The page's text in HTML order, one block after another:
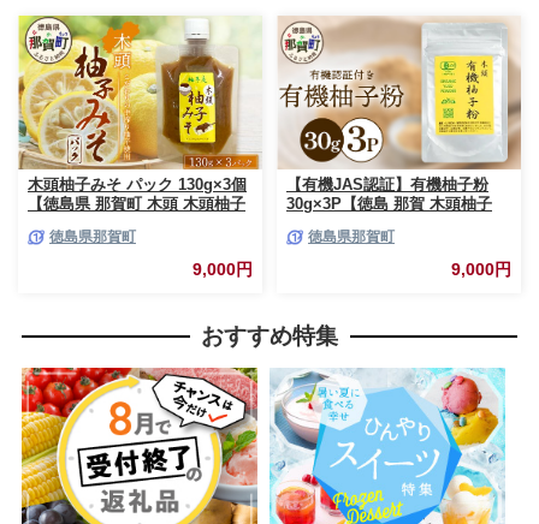
柚冬庵】YA-83
木頭柚子みそ パック 130g×3個
【徳島県 那賀町 木頭 木頭柚子
噌 味噌 ミソ おかず味噌 ご飯
おにぎり ごはんのおとも お酒
のお供 ご飯のおかず お酒のあ
徳島県那賀町
9,000円
【有機JAS認証】有機柚子粉
30g×3P【徳島 那賀 木頭柚子
ず ゆず 柚子 ユズ 柚子皮 ゆず
皮 果皮 ゆず粉末 粉末 粉 ゆず
パウダー パウダー 国産 万能 調
徳島県那賀町
9,000円
おすすめ特集